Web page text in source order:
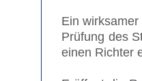
Ein
Prüfung des
einen Richter